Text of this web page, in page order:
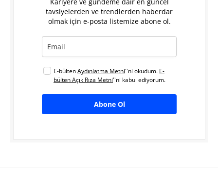
tavsiyelerden ve trendlerden haberdar
olmak için e-posta listemize abone ol.
E-bültenAydınlatma Metni''ni okudum. E-
bülten Açık Rıza Metni''ni kabul ediyorum.
Abone Ol